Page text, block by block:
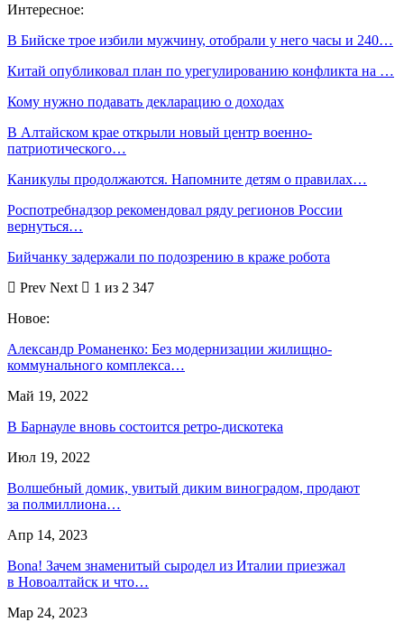
Интересное:
В Бийске трое избили мужчину, отобрали у него часы и 240…
Китай опубликовал план по урегулированию конфликта на …
Кому нужно подавать декларацию о доходах
В Алтайском крае открыли новый центр военно-
патриотического…
Каникулы продолжаются. Напомните детям о правилах…
Роспотребнадзор рекомендовал ряду регионов России
вернуться…
Бийчанку задержали по подозрению в краже робота
Prev Next
1 из 2 347
Новое:
Александр Романенко: Без модернизации жилищно-
коммунального комплекса…
Май 19, 2022
В Барнауле вновь состоится ретро-дискотека
Июл 19, 2022
Волшебный домик, увитый диким виноградом, продают
за полмиллиона…
Апр 14, 2023
Bona! Зачем знаменитый сыродел из Италии приезжал
в Новоалтайск и что…
Мар 24, 2023